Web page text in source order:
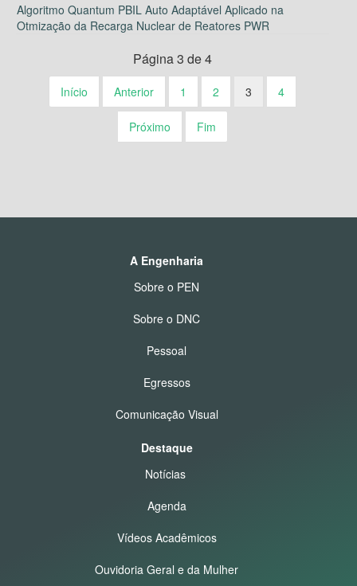
Algoritmo Quantum PBIL Auto Adaptável Aplicado na
Otmização da Recarga Nuclear de Reatores PWR
Página 3 de 4
Início Anterior 1 2 3 4
Próximo Fim
A Engenharia
Sobre o PEN
Sobre o DNC
Pessoal
Egressos
Comunicação Visual
Destaque
Notícias
Agenda
Vídeos Acadêmicos
Ouvidoria Geral e da Mulher